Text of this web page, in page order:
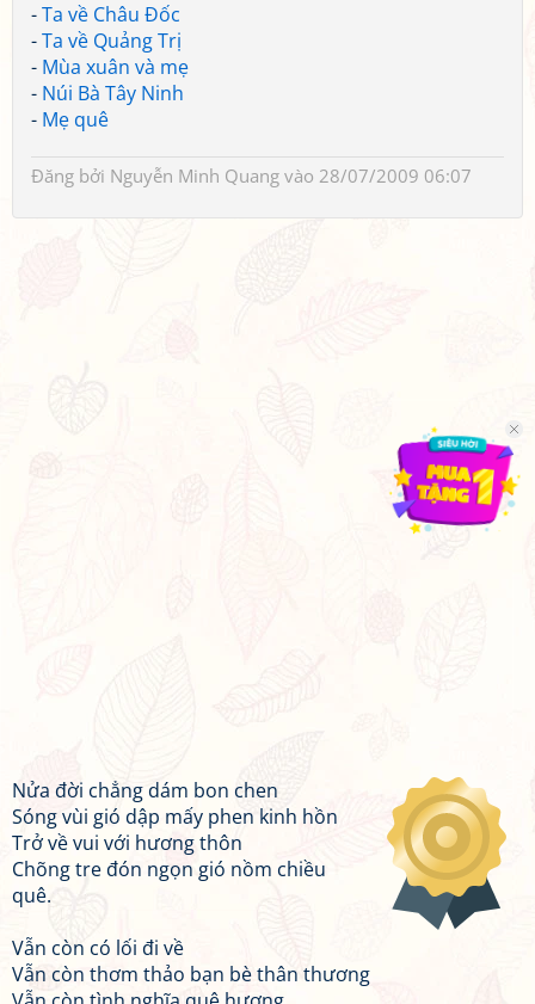
-Ta về Châu Đốc
-Ta về Quảng Trị
- Mùa xuân và mẹ
- Núi Bà Tây Ninh
- Mẹ quê
Đăng bởi Nguyễn Minh Quang vào 28/07/2009 06:07
Nửa đời chẳng dám bon chen
Sóng vùi gió dập mấy phen kinh hồn
Trở về vui với hương thôn
Chõng tre đón ngọn gió nồm chiều
quê.
Vẫn còn có lối đi về
Vẫn còn thơm thảo bạn bè thân thương